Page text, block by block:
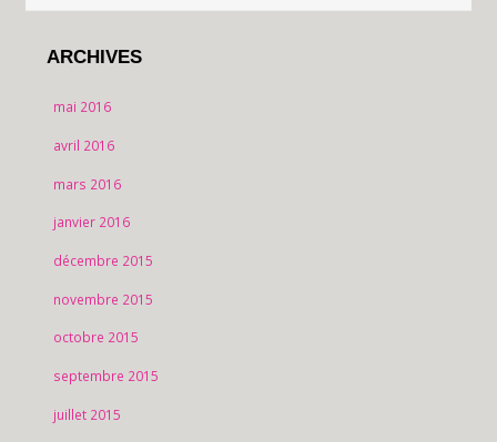
ARCHIVES
mai 2016
avril 2016
mars 2016
janvier 2016
décembre 2015
novembre 2015
octobre 2015
septembre 2015
juillet 2015